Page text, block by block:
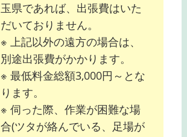
玉県であれば、出張費はいた
だいておりません。
※ 上記以外の遠方の場合は、
別途出張費がかかります。
※ 最低料金総額3,000円～とな
ります。
※ 伺った際、作業が困難な場
合(ツタが絡んでいる、足場が